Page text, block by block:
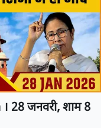
28 जनवरी, शाम 8